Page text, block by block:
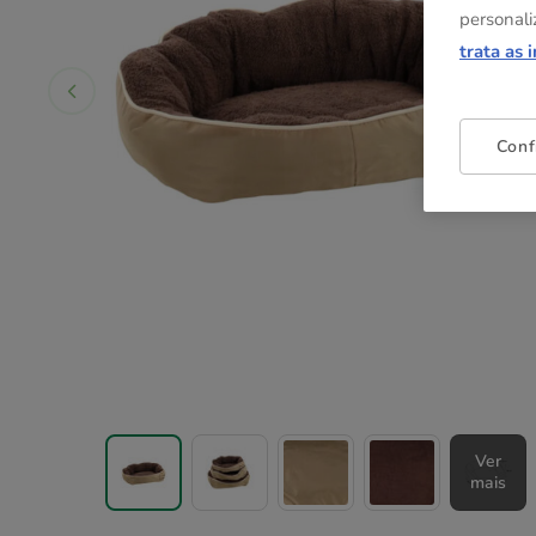
Ver
mais
trata as